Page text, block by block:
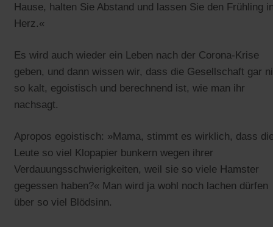
Hause, halten Sie Abstand und lassen Sie den Frühling
Herz.«
Es wird auch wieder ein Leben nach der Corona-Krise
geben, und dann wissen wir, dass die Gesellschaft gar
so kalt, egoistisch und berechnend ist, wie man ihr
nachsagt.
Apropos egoistisch: »Mama, stimmt es wirklich, dass
Leute so viel Klopapier bunkern wegen ihrer
Verdauungsschwierigkeiten, weil sie so viele Hamster
gegessen haben?« Man wird ja wohl noch lachen dürfen
über so viel Blödsinn.